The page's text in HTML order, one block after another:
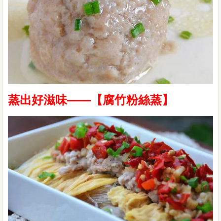
蒸出好滋味——【腐竹粉絲蒸】